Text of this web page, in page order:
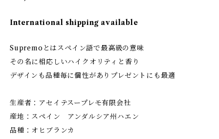
International shipping available
Supremoとはスペイン語で最高級の意味
その名に相応しいハイクオリティと香り
デザインも品種毎に個性がありプレゼントにも最適
生産者：アセイテスープレモ有限会社
産地：スペイン アンダルシア州ハエン
品種：オヒブランカ